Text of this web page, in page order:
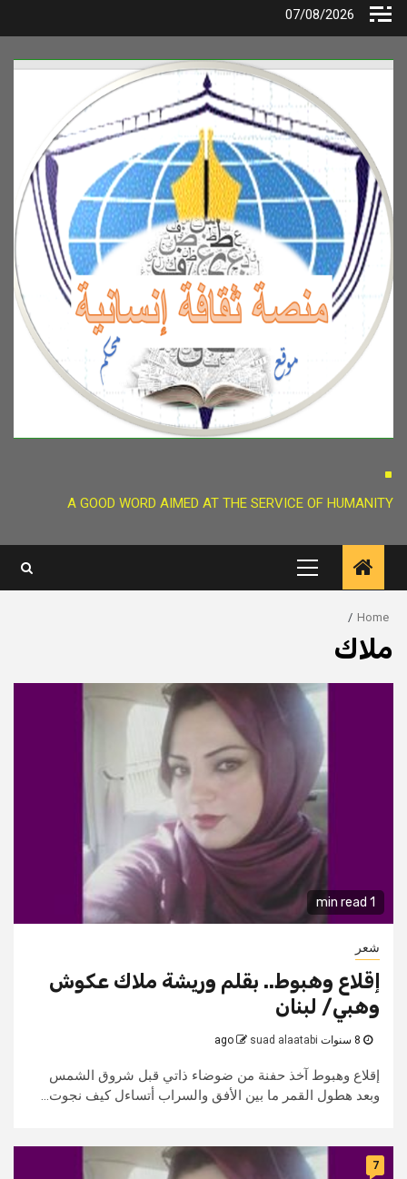
Skip
07/08/2026
.
A GOOD WORD AIMED AT THE SERVICE OF HUMANITY
Primary
Menu
Home
ملاك
1 min read
شعر
إقلاع وهبوط.. بقلم وريشة ملاك عكوش
وهبي/ لبنان
suad alaatabi
إقلاع وهبوط آخذ حفنة من ضوضاء ذاتي قبل شروق الشمس
وبعد هطول القمر ما بين الأفق والسراب أتساءل كيف نجوت...
7